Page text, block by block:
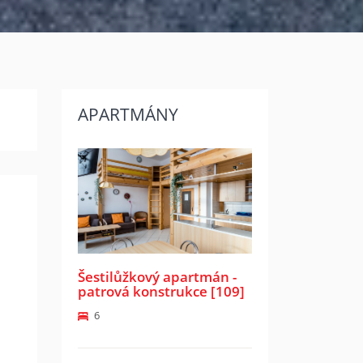
APARTMÁNY
Šestilůžkový apartmán -
patrová konstrukce [109]
6